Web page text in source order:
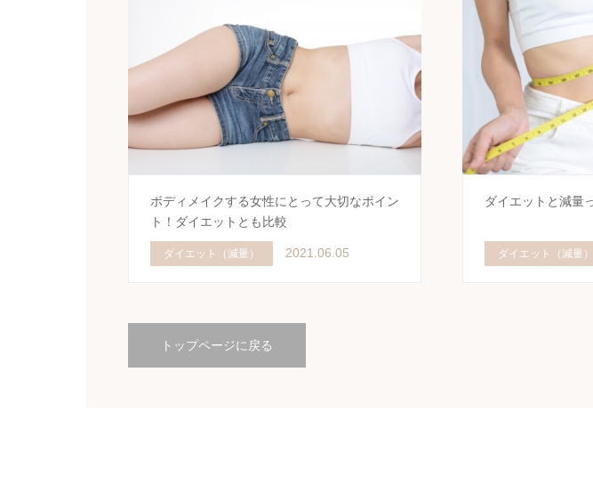
ボディメイクする女性にとって大切なポイン
ト！ダイエットとも比較
ダイエット（減量） 2021.06.05
ダイエットと減量
ダイエット（減量）
トップページに戻る